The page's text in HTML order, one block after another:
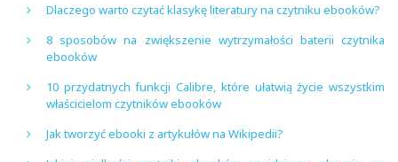
Dlaczego warto czytać klasykę literatury na czytniku ebooków?
8 sposobów na zwiększenie wytrzymałości baterii czytnika
ebooków
10 przydatnych funkcji Calibre, które ułatwią życie wszystkim
właścicielom czytników ebooków
Jak tworzyć ebooki z artykułów na Wikipedii?